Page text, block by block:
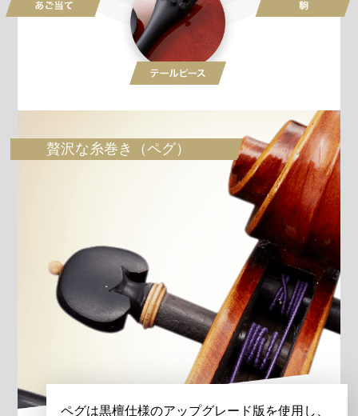
贅沢な糸巻き（ペグ）
ペグは黒檀仕様のアップグレード版を使用し、